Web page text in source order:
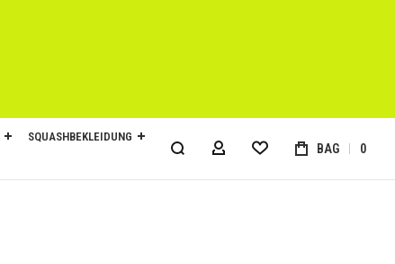
SQUASHBEKLEIDUNG
MY ACCOUNT BAG 0